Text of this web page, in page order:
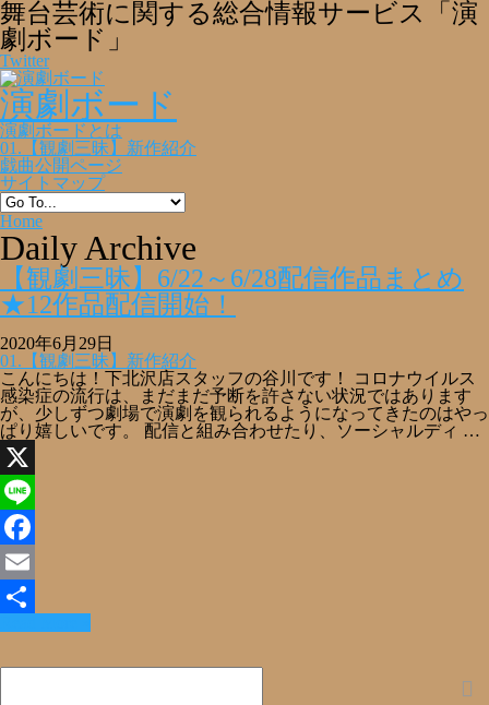
舞台芸術に関する総合情報サービス「演
劇ボード」
Twitter
演劇ボード
演劇ボードとは
01.【観劇三昧】新作紹介
戯曲公開ページ
サイトマップ
Home
Daily Archive
【観劇三昧】6/22～6/28配信作品まとめ
★12作品配信開始！
2020年6月29日
01.【観劇三昧】新作紹介
こんにちは！下北沢店スタッフの谷川です！ コロナウイルス
感染症の流行は、まだまだ予断を許さない状況ではあります
が、少しずつ劇場で演劇を観られるようになってきたのはやっ
ぱり嬉しいです。 配信と組み合わせたり、ソーシャルディ …
X
Line
Facebook
Email
共
有